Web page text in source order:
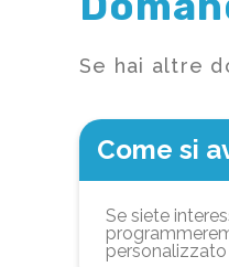
Se hai altre
Come si
Se siete